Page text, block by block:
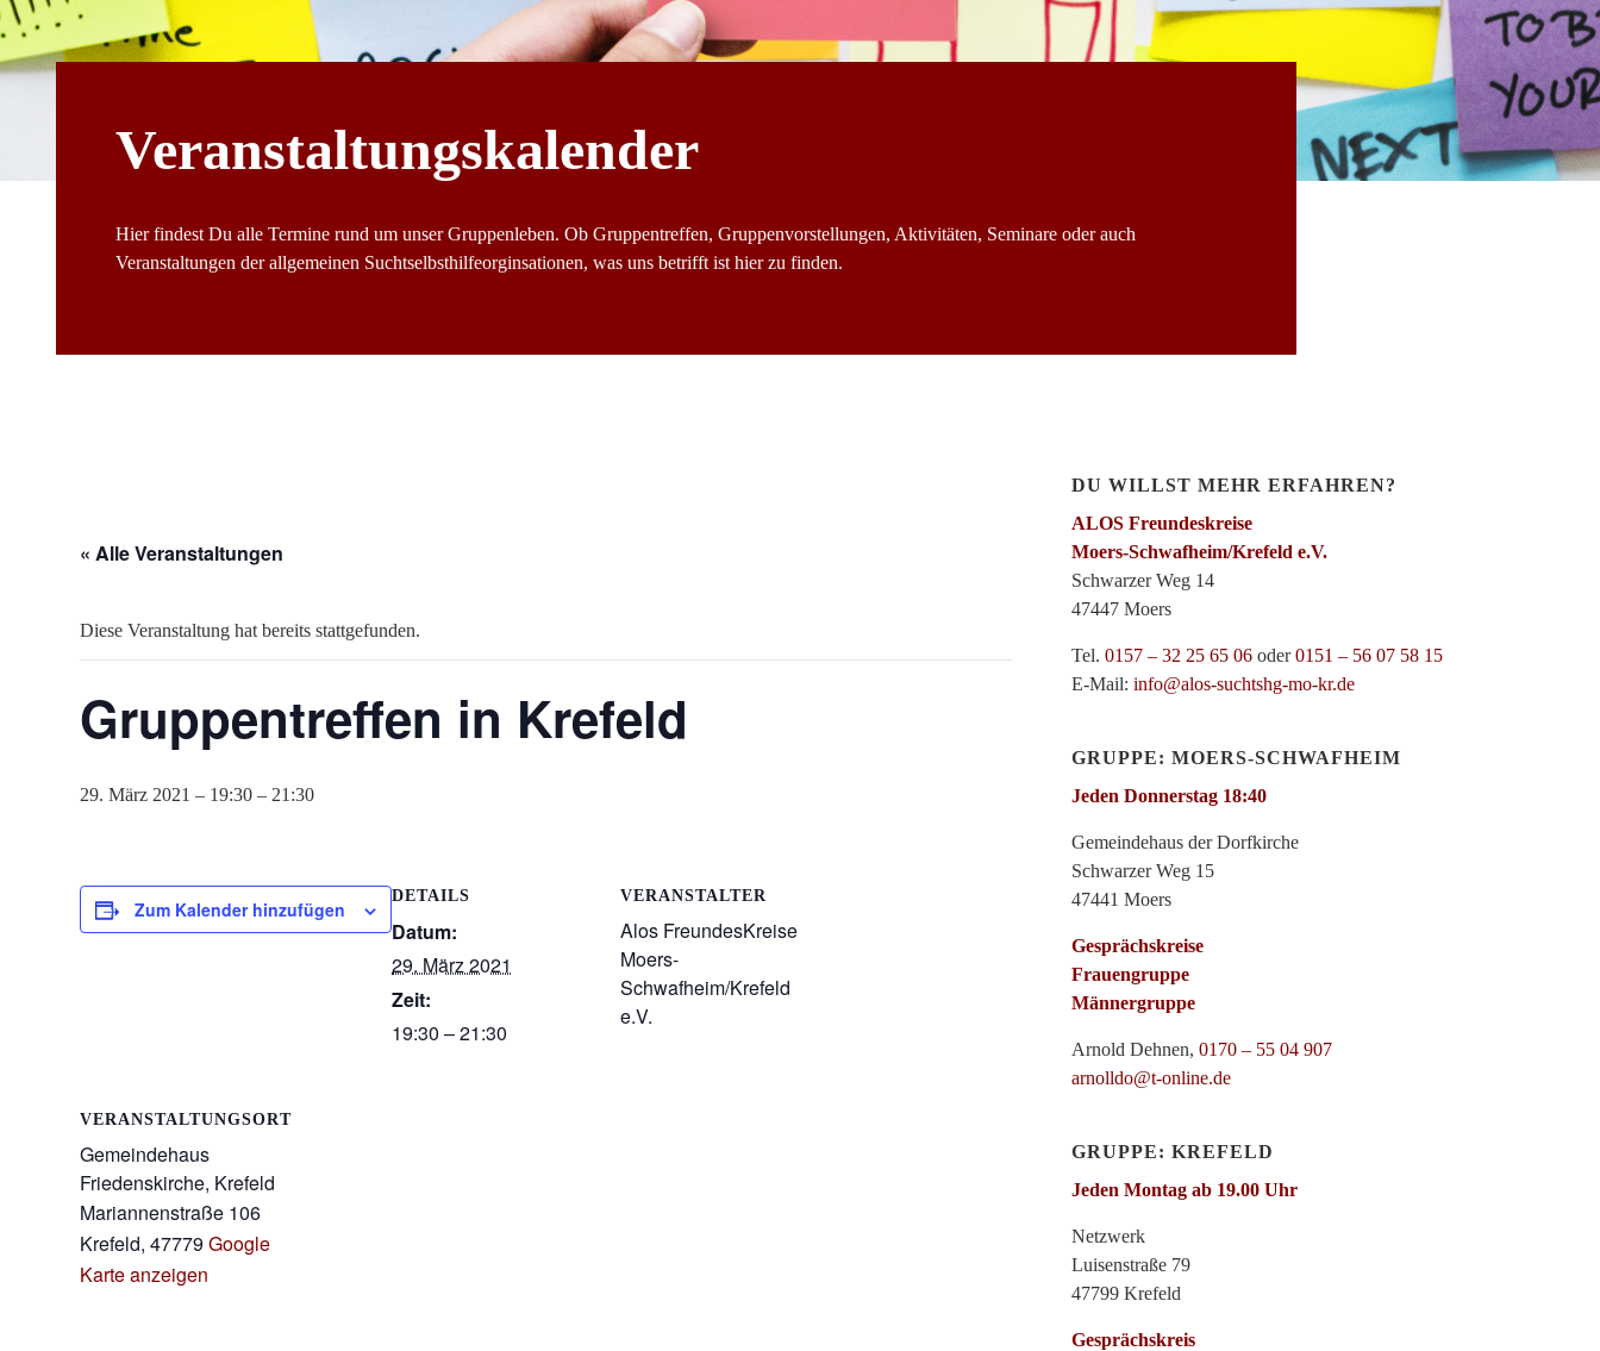
Veranstaltungskalender
Hier findest Du alle Termine rund um unser Gruppenleben. Ob Gruppentreffen, Gruppenvorstellungen, Aktivitäten, Seminare oder auch
Veranstaltungen der allgemeinen Suchtselbsthilfeorginsationen, was uns betrifft ist hier zu finden.
« Alle Veranstaltungen
Diese Veranstaltung hat bereits stattgefunden.
Gruppentreffen in Krefeld
29. März 2021 – 19:30 – 21:30
Zum Kalender hinzufügen
DETAILS
Datum:
29. März 2021
Zeit:
19:30 – 21:30
VERANSTALTER
Alos FreundesKreise
Moers-
Schwafheim/Krefeld
e.V.
VERANSTALTUNGSORT
Gemeindehaus
Friedenskirche, Krefeld
Mariannenstraße 106
Krefeld, 47779 Google
Karte anzeigen
DU WILLST MEHR ERFAHREN?
ALOS Freundeskreise
Moers-Schwafheim/Krefeld e.V.
Schwarzer Weg 14
47447 Moers
Tel.0157 – 32 25 65 06 oder0151 – 56 07 58 15
E-Mail:info@alos-suchtshg-mo-kr.de
GRUPPE: MOERS-SCHWAFHEIM
Jeden Donnerstag 18:40
Gemeindehaus der Dorfkirche
Schwarzer Weg 15
47441 Moers
Gesprächskreise
Frauengruppe
Männergruppe
Arnold Dehnen,0170 – 55 04 907
arnolldo@t-online.de
GRUPPE: KREFELD
Jeden Montag ab 19.00 Uhr
Netzwerk
Luisenstraße 79
47799 Krefeld
Gesprächskreis